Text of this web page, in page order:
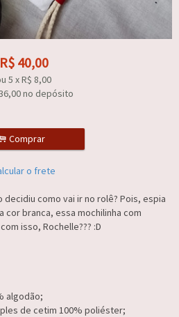
R$ 40,00
5 xR$ 8,00
no depósito
Comprar
o frete
como vai ir no rolê? Pois, espia
cor branca, essa mochilinha com
isso, Rochelle??? :D
algodão;
de cetim 100% poliéster;